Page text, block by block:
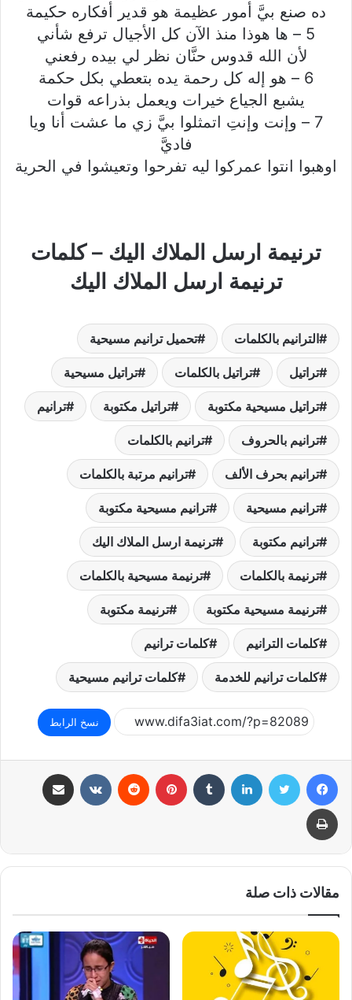
ده صنع بيَّ أمور عظيمة هو قدير أفكاره حكيمة
5 – ها هوذا منذ الآن كل الأجيال ترفع شأني
لأن الله قدوس حنَّان نظر لي بيده رفعني
6 – هو إله كل رحمة يده بتعطي بكل حكمة
يشبع الجياع خيرات ويعمل بذراعه قوات
7 – وإنت وإنتِ اتمثلوا بيَّ زي ما عشت أنا ويا
فاديَّ
اوهبوا انتوا عمركوا ليه تفرحوا وتعيشوا في الحرية
ترنيمة ارسل الملاك اليك – كلمات
ترنيمة ارسل الملاك اليك
الترانيم بالكلمات تحميل ترانيم مسيحية
تراتيل تراتيل بالكلمات تراتيل مسيحية
تراتيل مسيحية مكتوبة تراتيل مكتوبة ترانيم
ترانيم بالحروف ترانيم بالكلمات
ترانيم بحرف الألف ترانيم مرتبة بالكلمات
ترانيم مسيحية ترانيم مسيحية مكتوبة
ترانيم مكتوبة ترنيمة ارسل الملاك اليك
ترنيمة بالكلمات ترنيمة مسيحية بالكلمات
ترنيمة مسيحية مكتوبة ترنيمة مكتوبة
كلمات الترانيم كلمات ترانيم
كلمات ترانيم للخدمة كلمات ترانيم مسيحية
نسخ الرابط
فيسبوك تويتر لينكدإن بينتيريست
طباعة
مقالات ذات صلة